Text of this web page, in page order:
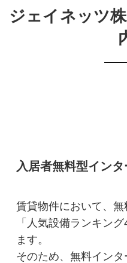
ジェイネッツ
入居者無料型インタ
賃貸物件において、
「人気設備ランキン
ます。
そのため、無料イン